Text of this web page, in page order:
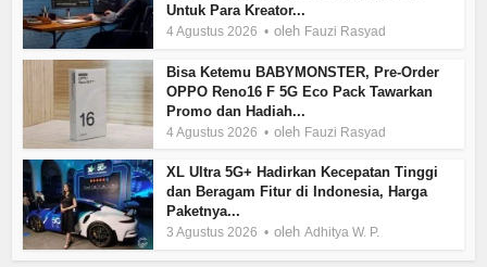
Untuk Para Kreator...
4 Agustus 2026 oleh Fauzi Rasyad
Bisa Ketemu BABYMONSTER, Pre-Order
OPPO Reno16 F 5G Eco Pack Tawarkan
Promo dan Hadiah...
4 Agustus 2026 oleh Fauzi Rasyad
XL Ultra 5G+ Hadirkan Kecepatan Tinggi
dan Beragam Fitur di Indonesia, Harga
Paketnya...
3 Agustus 2026 olehAdhitya W. P.